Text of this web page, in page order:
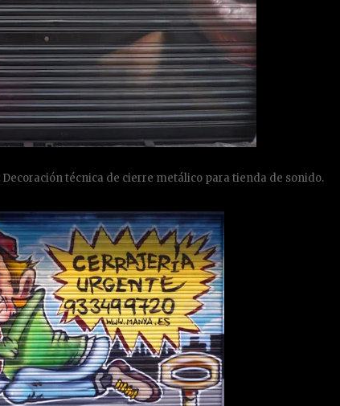
Decoración técnica de cierre metálico para tienda de sonido.